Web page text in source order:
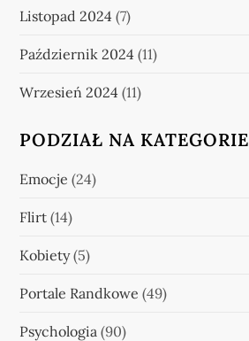
Listopad 2024 (7)
Październik 2024 (11)
Wrzesień 2024 (11)
PODZIAŁ NA KATEGORIE
Emocje (24)
Flirt (14)
Kobiety(5)
Portale Randkowe (49)
Psychologia (90)